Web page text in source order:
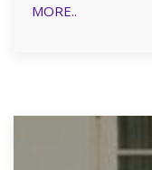
MORE..